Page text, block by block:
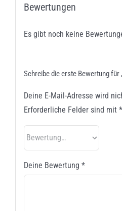
Bewertungen
Es gibt noch keine
Schreibe die erste Bewertung für
Deine E-Mail-Adresse wird
Erforderliche Felder sind mit *
Deine Bewertung *